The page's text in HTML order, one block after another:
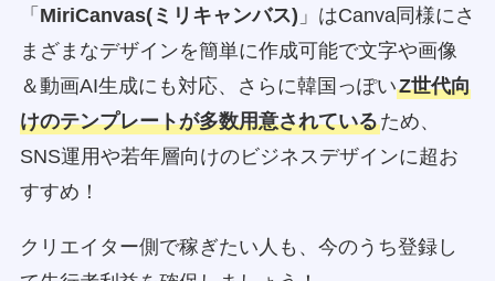
「 MiriCanvas(ミリキャンバス) 」はCanva同様にさ
まざまなデザインを簡単に作成可能で文字や画像
＆動画AI生成にも対応、さらに韓国っぽいZ世代向
けのテンプレートが多数用意されているため、
SNS運用や若年層向けのビジネスデザインに超お
すすめ！
クリエイター側で稼ぎたい人も、今のうち登録し